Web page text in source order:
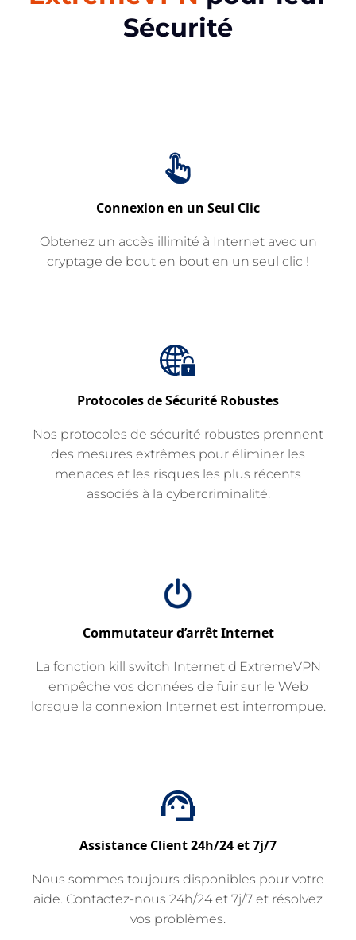
Sécurité
Connexion en un Seul Clic
Obtenez un accès illimité à Internet avec un
cryptage de bout en bout en un seul clic !
Protocoles de Sécurité Robustes
Nos protocoles de sécurité robustes prennent
des mesures extrêmes pour éliminer les
menaces et les risques les plus récents
associés à la cybercriminalité.
Commutateur d’arrêt Internet
La fonction kill switch Internet d'ExtremeVPN
empêche vos données de fuir sur le Web
lorsque la connexion Internet est interrompue.
Assistance Client 24h/24 et 7j/7
Nous sommes toujours disponibles pour votre
aide. Contactez-nous 24h/24 et 7j/7 et résolvez
vos problèmes.